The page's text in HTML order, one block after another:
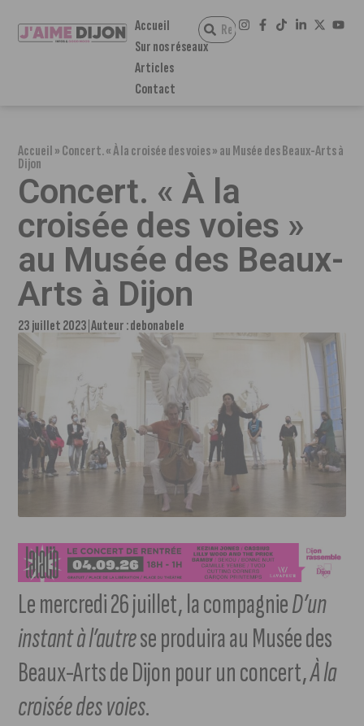
Accueil
Sur nos réseaux
Articles
Contact
Accueil»Concert. « À la croisée des voies » au Musée des Beaux-Arts à
Dijon
Concert. « À la
croisée des voies »
au Musée des Beaux-
Arts à Dijon
23 juillet 2023 Auteur :debonabele
Le mercredi 26 juillet, la compagnieD’un
instant à l’autrese produira au Musée des
Beaux-Arts de Dijon pour un concert,À la
croisée des voies.